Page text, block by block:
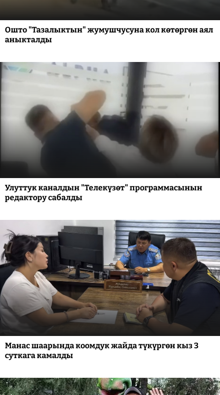
Ошто "Тазалыктын" жумушчусуна кол көтөргөн аял
аныкталды
Улуттук каналдын "Телекүзөт" программасынын
редактору сабалды
Манас шаарында коомдук жайда түкүргөн кыз 3
суткага камалды